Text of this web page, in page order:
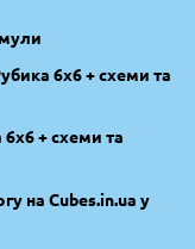
6х6 + схеми та
+ схеми та
на Cubes.in.ua у